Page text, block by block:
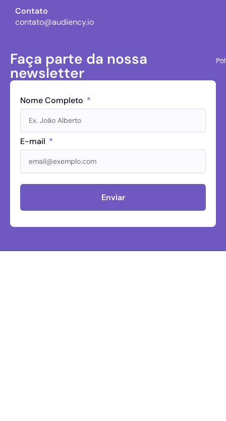
Contato
contato@audiency.io
Faça parte da nossa
newsletter
Nome Completo
E-mail
Enviar